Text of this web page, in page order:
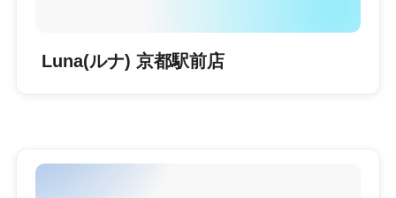
Luna(ルナ) 京都駅前店